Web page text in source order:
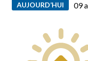
AUJOURD’HUI 09